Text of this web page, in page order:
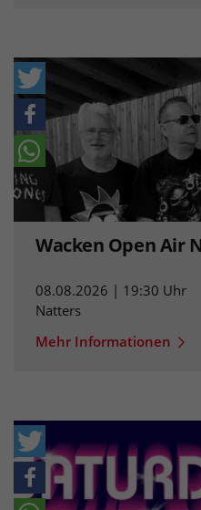
Wacken Open Air
08.08.2026 | 19:30 Uhr
Natters
Mehr Informationen